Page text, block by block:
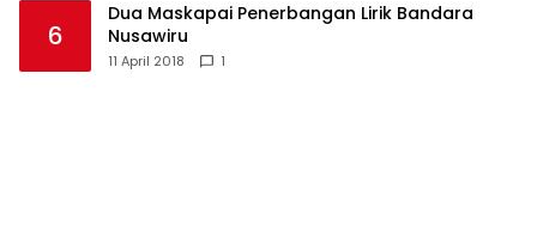
6
Dua Maskapai Penerbangan Lirik Bandara
Nusawiru
11 April 2018 1